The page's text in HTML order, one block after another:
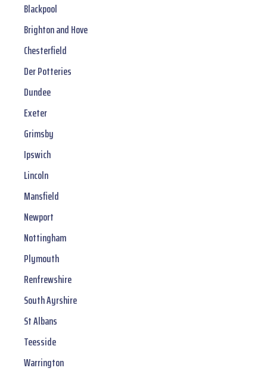
Blackpool
Brighton and Hove
Chesterfield
Der Potteries
Dundee
Exeter
Grimsby
Ipswich
Lincoln
Mansfield
Newport
Nottingham
Plymouth
Renfrewshire
South Ayrshire
St Albans
Teesside
Warrington